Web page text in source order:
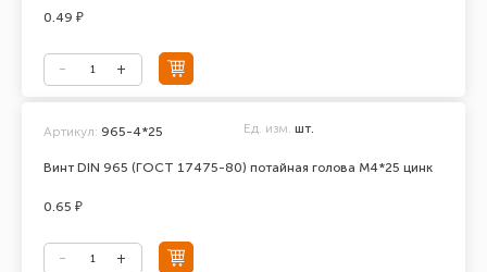
0.49 ₽
Винт DIN 965 (ГОСТ 17475-80) потайная голова М4*25 цинк
Артикул: 965-4*25 Ед. изм. шт.
0.65 ₽